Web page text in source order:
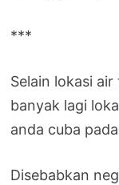
***
Selain lokasi
banyak lagi
anda cuba
Disebabkan